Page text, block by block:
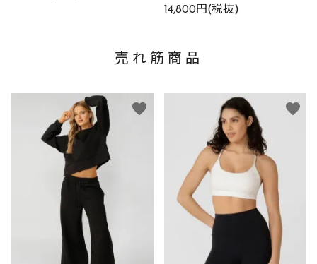
14,800円(税抜)
売れ筋商品
favorite favorite